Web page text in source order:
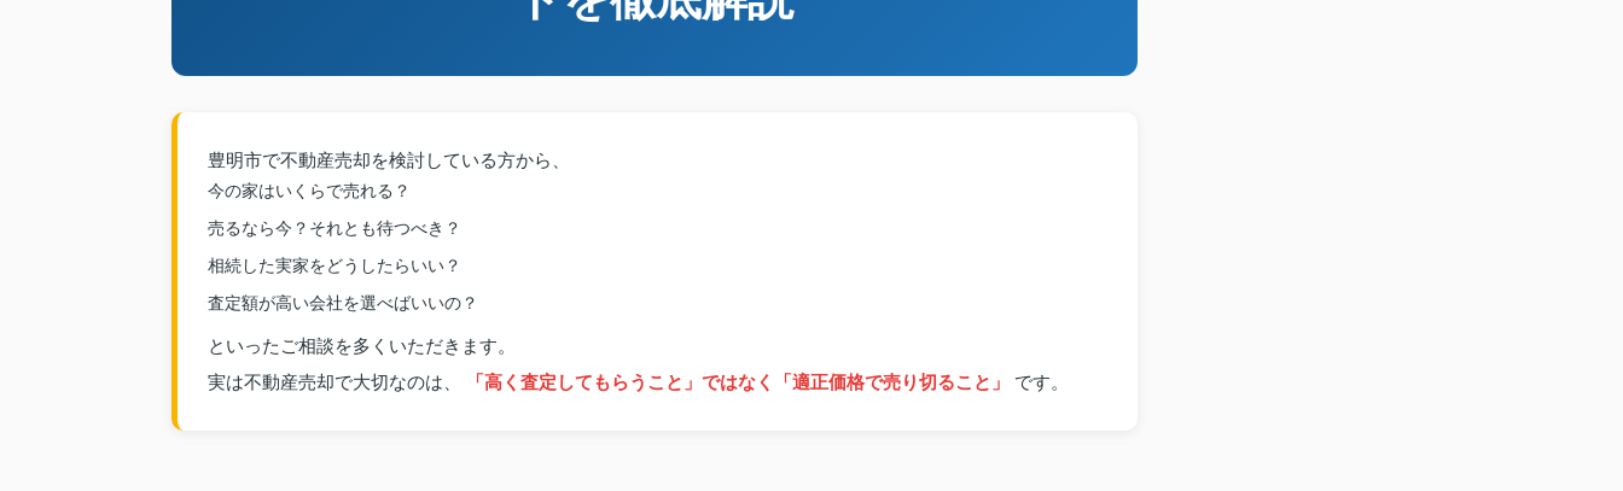
豊明市で不動産売却を検討している方から、
今の家はいくらで売れる？
売るなら今？それとも待つべき？
相続した実家をどうしたらいい？
査定額が高い会社を選べばいいの？
といったご相談を多くいただきます。
実は不動産売却で大切なのは、
「高く査定してもらうこと」ではなく「適正価格で売り切ること」 です。